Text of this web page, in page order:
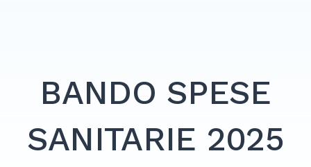
BANDO SPESE
SANITARIE 2025